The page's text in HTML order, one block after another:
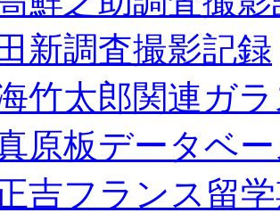
新調査撮影記録
竹太郎関連ガ
原板データベ
吉フランス留